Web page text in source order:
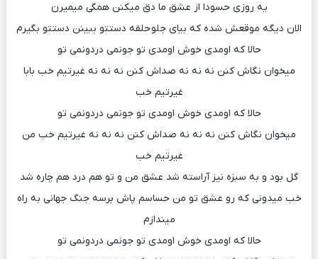
یه روزی حسودا از عشق ما دق میکنن همگی میمیرن
الان دیگه موقعش شده که بیای جلو حلقه دستتو ببینن دستتو بگیرم
حالا که اومدی خوش اومدی تو جونمی دردونمی تو
میخوان نگاش کنن نه نه نه صداش کنن نه نه نه غیرتیم خب بابا
غیرتیم خب
حالا که اومدی خوش اومدی تو جونمی دردونمی تو
میخوان نگاش کنن نه نه نه صداش کنن نه نه نه غیرتیم خب من
غیرتیم خب
گل بود و به سبزه نیز آراسته شد عشق من و تو هم درد هم چاره شد
خب میدونی که رو عشق تو من حساسم پاش برسه جنگ جهانی به راه
میندازم
حالا که اومدی خوش اومدی تو جونمی دردونمی تو